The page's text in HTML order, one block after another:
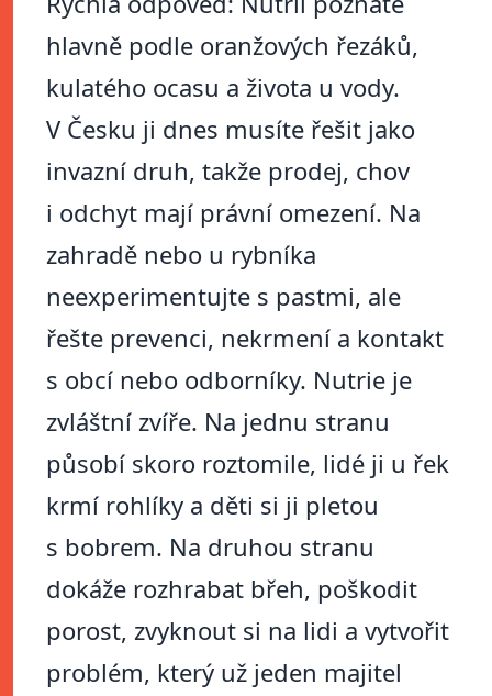
hlavně podle oranžových řezáků,
kulatého ocasu a života u vody.
V Česku ji dnes musíte řešit jako
invazní druh, takže prodej, chov
i odchyt mají právní omezení. Na
zahradě nebo u rybníka
neexperimentujte s pastmi, ale
řešte prevenci, nekrmení a kontakt
s obcí nebo odborníky. Nutrie je
zvláštní zvíře. Na jednu stranu
působí skoro roztomile, lidé ji u řek
krmí rohlíky a děti si ji pletou
s bobrem. Na druhou stranu
dokáže rozhrabat břeh, poškodit
porost, zvyknout si na lidi a vytvořit
problém, který už jeden majitel